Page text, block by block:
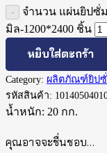
จำนวน แผ่นยิปซั่
มิล-1200*2400 ชิ้น
หยิบใส่ตะกร้า
Category: ผลิตภัณฑ์ยิป
รหัสสินค้า:
น้ำหนัก: 20 กก.
คุณอาจจะชื่นชอบ…